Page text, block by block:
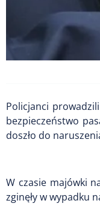
Policjanci
bezpieczeństwo
doszło do
W czasie majówki
zginęły w wypadku